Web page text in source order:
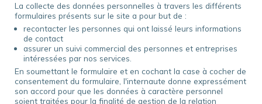
La collecte des données personnelles à travers les différents
formulaires présents sur le site a pour but de :
recontacter les personnes qui ont laissé leurs informations
de contact
assurer un suivi commercial des personnes et entreprises
intéressées par nos services.
En soumettant le formulaire et en cochant la case à cocher de
consentement du formulaire, l'internaute donne expressément
son accord pour que les données à caractère personnel
soient traitées pour la finalité de gestion de la relation